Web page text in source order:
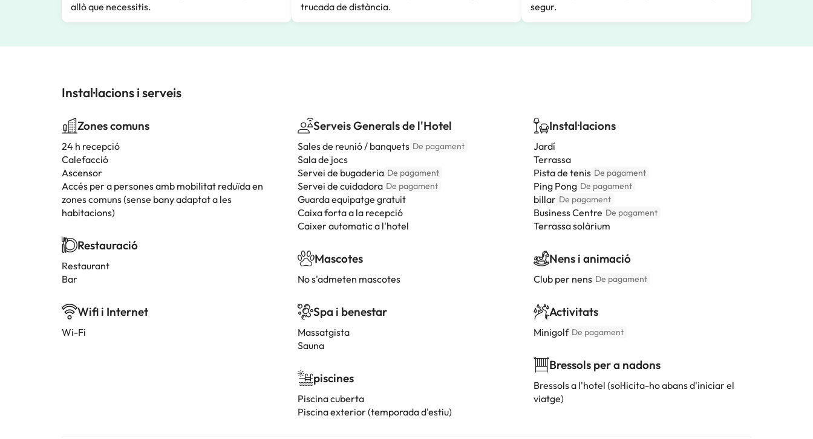
allò que necessitis.
trucada de distància.
segur.
Instal·lacions i serveis
Zones comuns
24 h recepció
Calefacció
Ascensor
Accés per a persones amb mobilitat reduïda en
zones comuns (sense bany adaptat a les
habitacions)
Restauració
Restaurant
Bar
Wifi i Internet
Wi-Fi
Serveis Generals de l'Hotel
Sales de reunió / banquets De pagament
Sala de jocs
Servei de bugaderia De pagament
Servei de cuidadora De pagament
Guarda equipatge gratuit
Caixa forta a la recepció
Caixer automatic a l'hotel
Mascotes
No s'admeten mascotes
Spa i benestar
Massatgista
Sauna
piscines
Piscina cuberta
Piscina exterior (temporada d'estiu)
Instal·lacions
Jardí
Terrassa
Pista de tenis De pagament
Ping Pong De pagament
billar De pagament
Business Centre De pagament
Terrassa solàrium
Nens i animació
Club per nens De pagament
Activitats
Minigolf De pagament
Bressols per a nadons
Bressols a l'hotel (sol·licita-ho abans d'iniciar el
viatge)